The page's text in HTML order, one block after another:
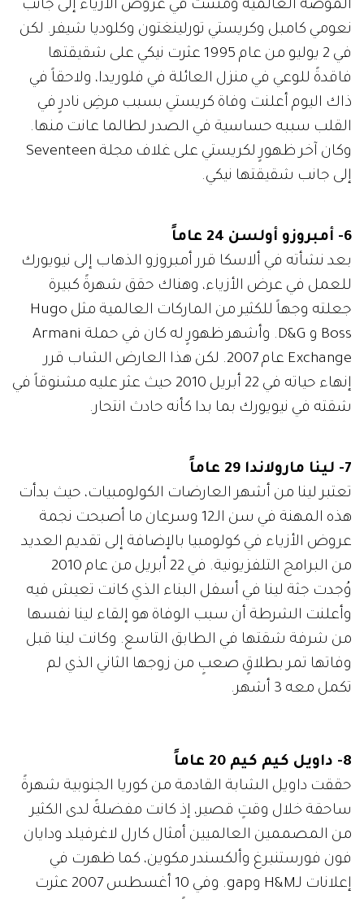
الموضة العالمية ومشت في عروض الأزياء إلى جانب
نعومي كامبل وكريستي تورلينغتون وكلوديا شيفر. لكن
في 2 يوليو من عام 1995 عثرت نيكي على شقيقتها
فاقدةً للوعي في منزل العائلة في فلوريدا، ولاحقاً في
ذاك اليوم أعلنت وفاة كريستي بسبب مرضِ نادرٍ في
القلب سببه حساسية في الصدر لطالما عانت منها.
وكان آخر ظهورٍ لكريستي على غلاف مجلة Seventeen
إلى جانب شقيقتها نيكي.
6- أمبروزو أولسن 24 عاماً
بعد نشأته في ألاسكا قرر أمبروزو الذهاب إلى نيويورك
للعمل في عرض الأزياء، وهناك حقق شهرةً كبيرة
جعلته وجهاً للكثير من الماركات العالمية مثل Hugo
Boss و D&G. وأشهر ظهورٍ له كان في حملة Armani
Exchange عام 2007. لكن هذا العارض الشاب قرر
إنهاء حياته في 22 أبريل 2010 حيث عثر عليه مشنوقاً في
شقته في نيويورك بما بدا كأنه حادث انتحار.
7- لينا مارولاندا 29 عاماً
تعتبر لينا من أشهر العارضات الكولومبيات، حيث بدأت
هذه المهنة في سن الـ12 وسرعان ما أصبحت نجمة
عروض الأزياء في كولومبيا بالإضافة إلى تقديم العديد
من البرامج التلفزيونية. في 22 أبريل من عام 2010
وُجدت جثة لينا في أسفل البناء الذي كانت تعيش فيه
وأعلنت الشرطة أن سبب الوفاة هو إلقاء لينا نفسها
من شرفة شقتها في الطابق التاسع. وكانت لينا قبل
وفاتها تمر بطلاقٍ صعبٍ من زوجها الثاني الذي لم
تكمل معه 3 أشهر.
8- داويل كيم كيم 20 عاماً
حققت داويل الشابة القادمة من كوريا الجنوبية شهرةً
ساحقة خلال وقتٍ قصير، إذ كانت مفضلةً لدى الكثير
من المصممين العالميين أمثال كارل لاغرفيلد ودايان
فون فورستنبرغ وألكسندر مكوين، كما ظهرت في
إعلانات لـH&M وgap. وفي 10 أغسطس 2007 عثرت